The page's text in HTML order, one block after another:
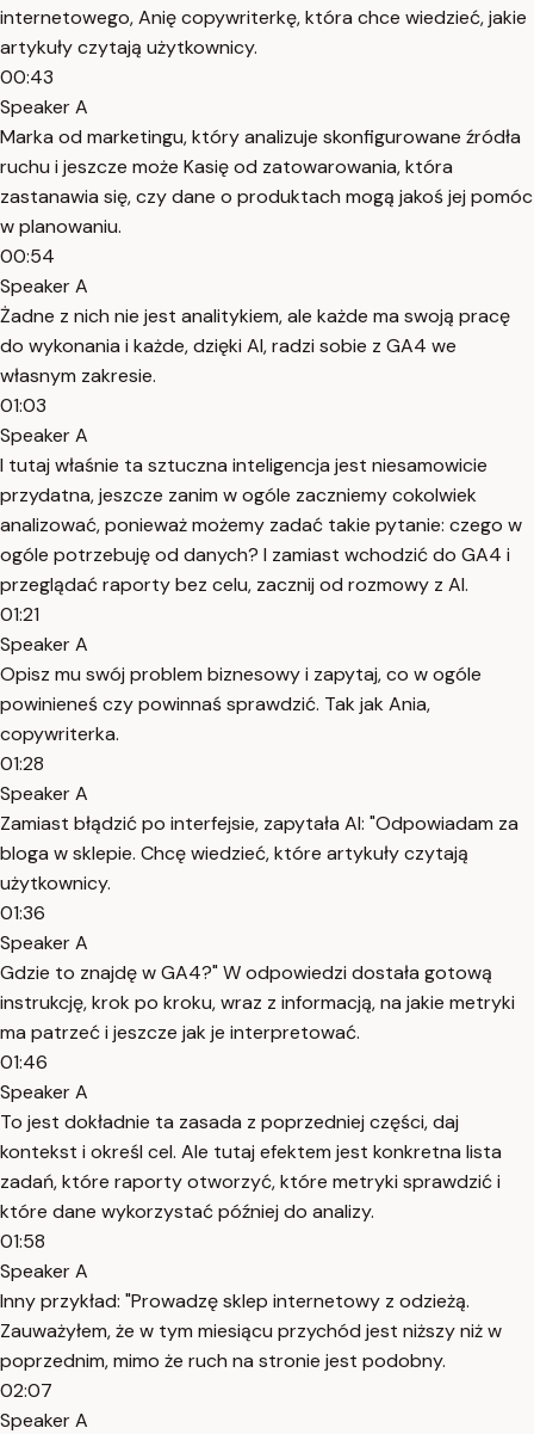
internetowego, Anię copywriterkę, która chce wiedzieć, jakie
artykuły czytają użytkownicy.
00:43
Speaker A
Marka od marketingu, który analizuje skonfigurowane źródła
ruchu i jeszcze może Kasię od zatowarowania, która
zastanawia się, czy dane o produktach mogą jakoś jej pomóc
w planowaniu.
00:54
Speaker A
Żadne z nich nie jest analitykiem, ale każde ma swoją pracę
do wykonania i każde, dzięki AI, radzi sobie z GA4 we
własnym zakresie.
01:03
Speaker A
I tutaj właśnie ta sztuczna inteligencja jest niesamowicie
przydatna, jeszcze zanim w ogóle zaczniemy cokolwiek
analizować, ponieważ możemy zadać takie pytanie: czego w
ogóle potrzebuję od danych? I zamiast wchodzić do GA4 i
przeglądać raporty bez celu, zacznij od rozmowy z AI.
01:21
Speaker A
Opisz mu swój problem biznesowy i zapytaj, co w ogóle
powinieneś czy powinnaś sprawdzić. Tak jak Ania,
copywriterka.
01:28
Speaker A
Zamiast błądzić po interfejsie, zapytała AI: "Odpowiadam za
bloga w sklepie. Chcę wiedzieć, które artykuły czytają
użytkownicy.
01:36
Speaker A
Gdzie to znajdę w GA4?" W odpowiedzi dostała gotową
instrukcję, krok po kroku, wraz z informacją, na jakie metryki
ma patrzeć i jeszcze jak je interpretować.
01:46
Speaker A
To jest dokładnie ta zasada z poprzedniej części, daj
kontekst i określ cel. Ale tutaj efektem jest konkretna lista
zadań, które raporty otworzyć, które metryki sprawdzić i
które dane wykorzystać później do analizy.
01:58
Speaker A
Inny przykład: "Prowadzę sklep internetowy z odzieżą.
Zauważyłem, że w tym miesiącu przychód jest niższy niż w
poprzednim, mimo że ruch na stronie jest podobny.
02:07
Speaker A